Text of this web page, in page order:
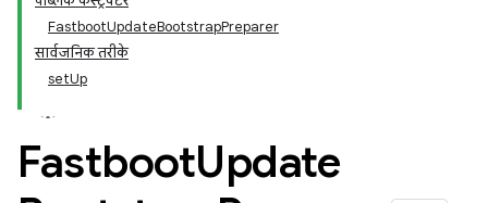
FastbootUpdateBootstrapPreparer
सार्वजनिक तरीके
setUp
FastbootUpdate